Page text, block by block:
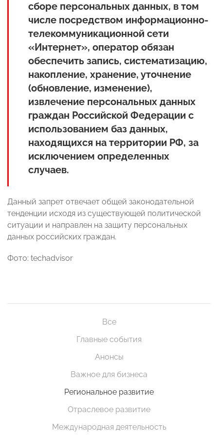
сборе персональных данных, в том
числе посредством информационно-
телекоммуникационной сети
«Интернет», оператор обязан
обеспечить запись, систематизацию,
накопление, хранение, уточнение
(обновление, изменение),
извлечение персональных данных
граждан Российской Федерации с
использованием баз данных,
находящихся на территории РФ, за
исключением определенных
случаев.
Данный запрет отвечает общей законодательной
тенденции исходя из существующей политической
ситуации и направлен на защиту персональных
данных российских граждан.
Фото: techadvisor
Все
Главные события
Анонсы
Важное для бизнеса
Региональное развитие
Отраслевое развитие
Международная деятельность